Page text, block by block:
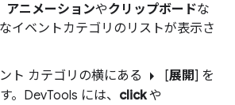
アニメーションやクリップボードな
イベントカテゴリのリストが表示さ
ト カテゴリの横にある arrow_right [展開] を
。DevTools には、 clickや